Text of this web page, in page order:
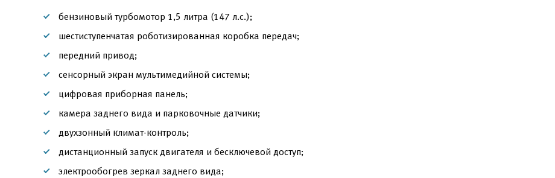
бензиновый турбомотор 1,5 литра (147 л.с.);
шестиступенчатая роботизированная коробка передач;
передний привод;
сенсорный экран мультимедийной системы;
цифровая приборная панель;
камера заднего вида и парковочные датчики;
двухзонный климат-контроль;
дистанционный запуск двигателя и бесключевой доступ;
электрообогрев зеркал заднего вида;